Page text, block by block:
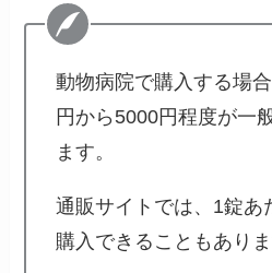
動物病院で購入する場
円から5000円程度が一
ます。
通販サイトでは、1錠あ
購入できることもありま